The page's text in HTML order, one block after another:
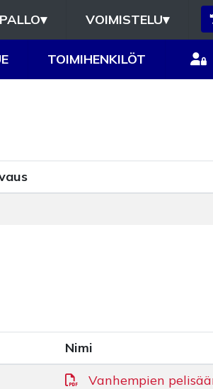
▾ VOIMISTELU▾
TOIMIHENKILÖT
Nimi
Vanhempien